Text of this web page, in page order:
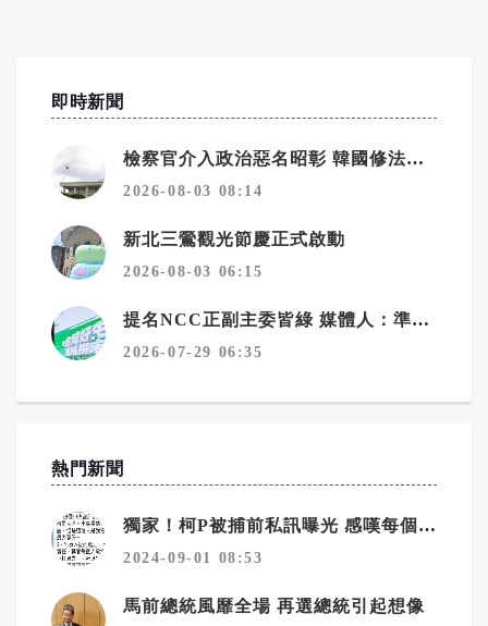
即時新聞
檢察官介入政治惡名昭彰 韓國修法拔除偵查主體
2026-08-03 08:14
新北三鶯觀光節慶正式啟動
2026-08-03 06:15
提名NCC正副主委皆綠 媒體人：準備清算藍媒？
2026-07-29 06:35
熱門新聞
獨家！柯P被捕前私訊曝光 感嘆每個人都在推責任
2024-09-01 08:53
馬前總統風靡全場 再選總統引起想像